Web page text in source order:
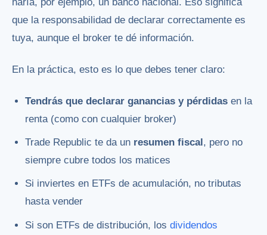
que la responsabilidad de declarar correctamente es
tuya, aunque el broker te dé información.
En la práctica, esto es lo que debes tener claro:
Tendrás que declarar ganancias y pérdidas en la
renta (como con cualquier broker)
Trade Republic te da un resumen fiscal, pero no
siempre cubre todos los matices
Si inviertes en ETFs de acumulación, no tributas
hasta vender
Si son ETFs de distribución, losdividendos